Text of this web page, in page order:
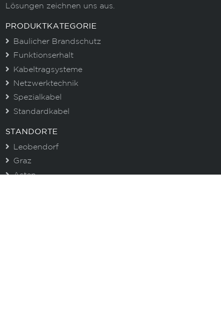
Lösungen zeichnen uns aus.
PRODUKTKATEGORIE
Baulicher Brandschutz
Funktionserhalt
Kabeltragsysteme
Netzwerktechnik
Spezialkabel
Standardkabel
STANDORTE
Leobendorf
Graz
Asten